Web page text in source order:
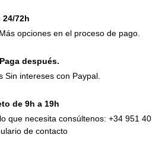
72h
Más opciones en el proceso de pago.
después.
Sin intereses con Paypal.
de 9h a 19h
que necesita consúltenos: +34 951 40
de contacto